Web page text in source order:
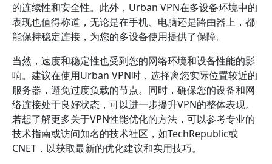
的连续性和安全性。此外，Urban VPN在多设备环境中的
表现也值得称道，无论是在手机、电脑还是路由器上，都
能保持稳定连接，为您的多设备使用提供了保障。
当然，速度和稳定性也受到您的网络环境和设备性能的影
响。建议在使用Urban VPN时，选择离您实际位置较近的
服务器，避免过度负载的节点。同时，确保您的设备和网
络连接处于良好状态，可以进一步提升VPN的整体表现。
若想了解更多关于VPN性能优化的方法，可以参考专业的
技术指南或访问知名的技术社区，如TechRepublic或
CNET，以获取最新的优化建议和实用技巧。